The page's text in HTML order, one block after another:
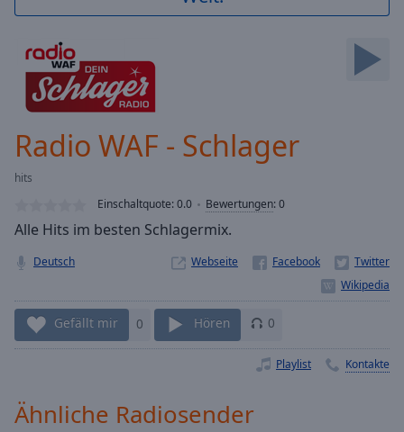
Backward
Forward
Current
Time0:00
Duration -:-
0.00%
TypeLIVE
live,
currently
liveLIVE
Remaining
Time-
Playback
Radio WAF - Schlager
hits
Einschaltquote:0.0 Bewertungen:0
Alle Hits im besten Schlagermix.
Deutsch Webseite
Gefällt mir 0 Hören 0
Playlist Kontakte
Ähnliche Radiosender